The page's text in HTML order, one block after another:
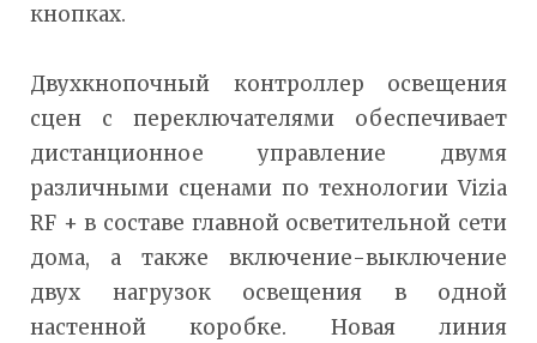
кнопках.
Двухкнопочный контроллер освещения
сцен с переключателями обеспечивает
дистанционное управление двумя
различными сценами по технологии Vizia
RF + в составе главной осветительной сети
дома, а также включение-выключение
двух нагрузок освещения в одной
настенной коробке. Новая линия